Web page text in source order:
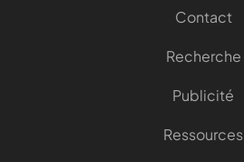
Contact
Recherche
Publicité
Ressources